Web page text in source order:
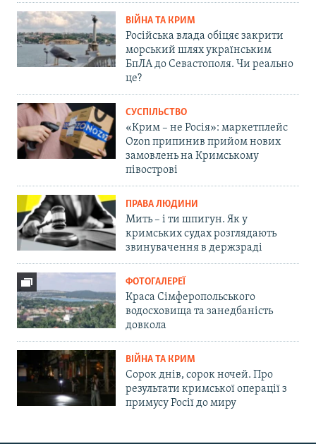
ВІЙНА ТА КРИМ
Російська влада обіцяє закрити
морський шлях українським
БпЛА до Севастополя. Чи реально
це?
СУСПІЛЬСТВО
«Крим – не Росія»: маркетплейс
Ozon припинив прийом нових
замовлень на Кримському
півострові
ПРАВА ЛЮДИНИ
Мить – і ти шпигун. Як у
кримських судах розглядають
звинувачення в держзраді
ФОТОГАЛЕРЕЇ
Краса Сімферопольського
водосховища та занедбаність
довкола
ВІЙНА ТА КРИМ
Сорок днів, сорок ночей. Про
результати кримської операції з
примусу Росії до миру